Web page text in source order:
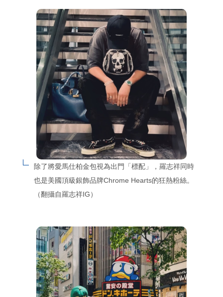
除了將愛馬仕柏金包視為出門「標配」，羅志祥同時
也是美國頂級銀飾品牌Chrome Hearts的狂熱粉絲。
（翻攝自羅志祥IG）